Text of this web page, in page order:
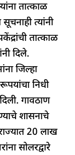
तात्काळ
त्यांनी
तात्काळ
दिले.
जिल्हा
निधी
गावठाण
शासनाचे
20 लाख
सोलरद्वारे